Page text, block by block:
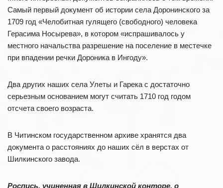
Самый первый документ об истории села Доронинского за
1709 год «Челобитная гулящего (свободного) человека
Герасима Носырева», в котором «испрашивалось у
местного начальства разрешение на поселение в местечке
при впадении речки Дороника в Ингоду».
Два других наших села Улеты и Гарека с достаточно
серьезным основанием могут считать 1710 год годом
отсчета своего возраста.
В Читинском государственном архиве хранятся два
документа о расстояниях до наших сёл в верстах от
Шилкинского завода.
Роспись, учиненная в Шилкинской конторе, о